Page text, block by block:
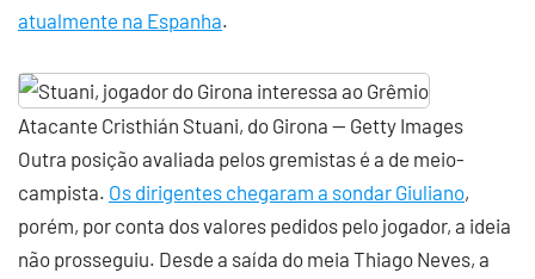
atualmente na Espanha.
Atacante Cristhián Stuani, do Girona — Getty Images
Outra posição avaliada pelos gremistas é a de meio-
campista. Os dirigentes chegaram a sondar Giuliano,
porém, por conta dos valores pedidos pelo jogador, a ideia
não prosseguiu. Desde a saída do meia Thiago Neves, a